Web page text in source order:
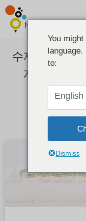
수제 결혼반
지 제작 시
You
to:
English
Dismiss